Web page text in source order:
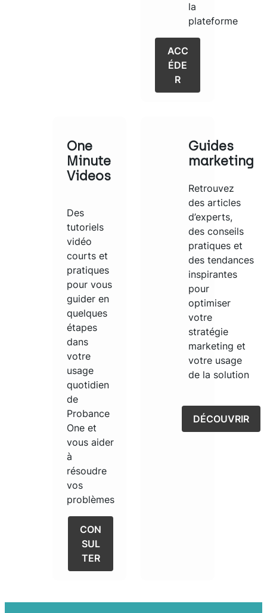
la
plateforme
ACC
ÉDE
R
One
Minute
Videos
Des
tutoriels
vidéo
courts et
pratiques
pour vous
guider en
quelques
étapes
dans
votre
usage
quotidien
de
Probance
One et
vous aider
à
résoudre
vos
problèmes
CON
SUL
TER
Guides
marketing
Retrouvez
des articles
d’experts,
des conseils
pratiques et
des tendances
inspirantes
pour
optimiser
votre
stratégie
marketing et
votre usage
de la solution
DÉCOUVRIR